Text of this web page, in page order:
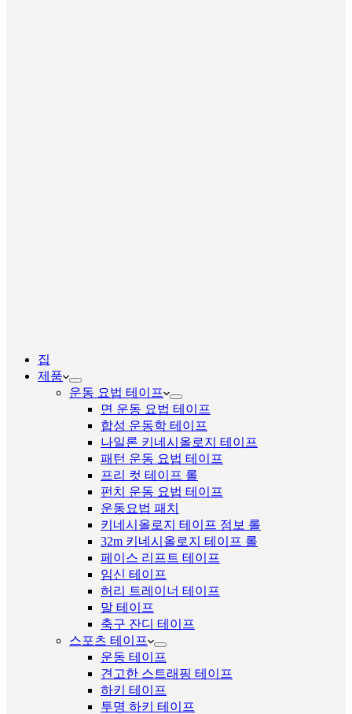
집
제품
운동 요법 테이프
면 운동 요법 테이프
합성 운동학 테이프
나일론 키네시올로지 테이프
패턴 운동 요법 테이프
프리 컷 테이프 롤
펀치 운동 요법 테이프
운동요법 패치
키네시올로지 테이프 점보 롤
32m 키네시올로지 테이프 롤
페이스 리프트 테이프
임신 테이프
허리 트레이너 테이프
말 테이프
축구 잔디 테이프
스포츠 테이프
운동 테이프
견고한 스트래핑 테이프
하키 테이프
투명 하키 테이프